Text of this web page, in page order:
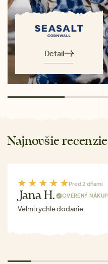
Detail
Najnovšie recenzie
Pred 2 dňami
Jana H. OVERENÝ NÁKUP
Velmi rychle dodanie.